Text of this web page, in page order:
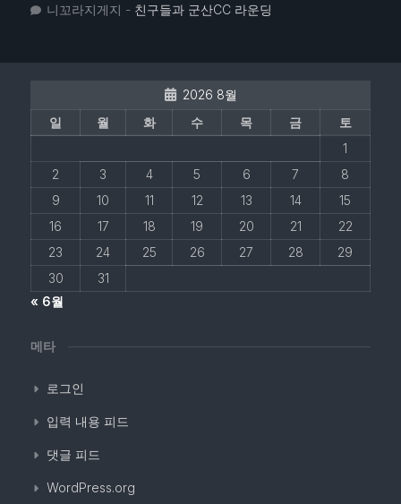
2026 8월
일
월 화 수 목 금
토
1
2
3 4 5 6 7
8
9
10 11 12 13 14
15
16
17 18 19 20 21
22
23
24 25 26 27 28
29
30
31
« 6월
메타
로그인
입력 내용 피드
댓글 피드
WordPress.org
니꼬라지게지 - 친구들과 군산CC 라운딩